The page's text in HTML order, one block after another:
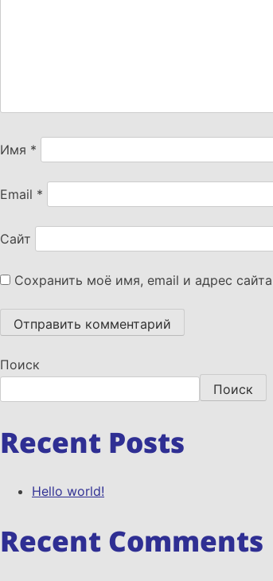
Имя *
Email *
Сайт
Сохранить моё имя, email и адрес
Поиск
Поиск
Recent Posts
Hello world!
Recent Comments